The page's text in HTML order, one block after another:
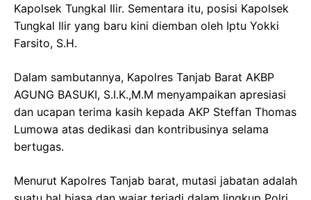
Kapolsek Tungkal Ilir. Sementara itu, posisi Kapolsek
Tungkal Ilir yang baru kini diemban oleh Iptu Yokki
Farsito, S.H.
​Dalam sambutannya, Kapolres Tanjab Barat AKBP
AGUNG BASUKI, S.I.K.,M.M menyampaikan apresiasi
dan ucapan terima kasih kepada AKP Steffan Thomas
Lumowa atas dedikasi dan kontribusinya selama
bertugas.
Menurut Kapolres Tanjab barat, mutasi jabatan adalah